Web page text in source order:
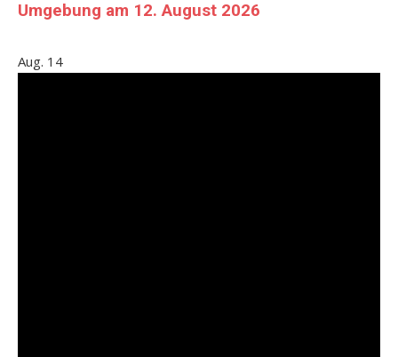
Umgebung am 12. August 2026
Aug. 14